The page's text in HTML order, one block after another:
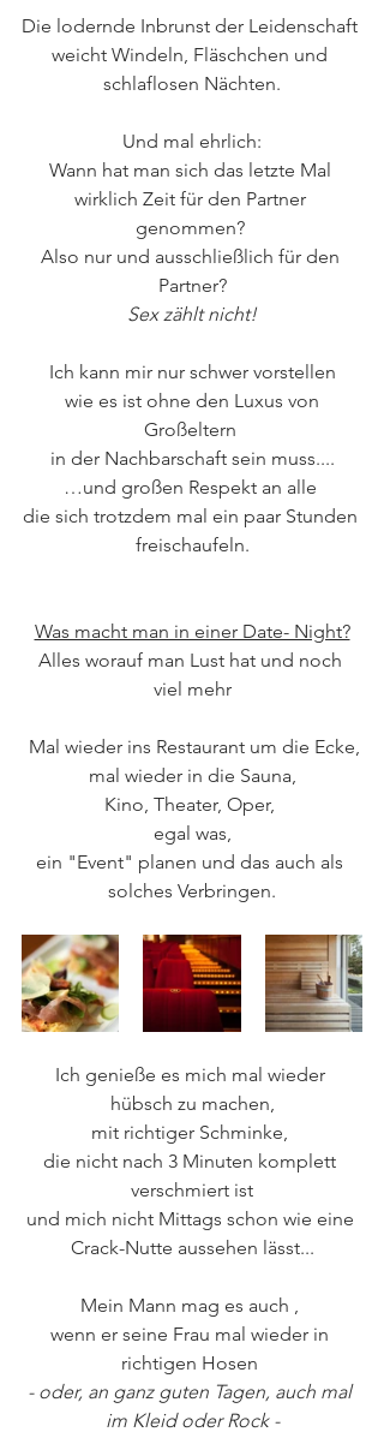
Die lodernde Inbrunst der Leidenschaft
weicht Windeln, Fläschchen und
schlaflosen Nächten.
Und mal ehrlich:
Wann hat man sich das letzte Mal
wirklich Zeit für den Partner
genommen?
Also nur und ausschließlich für den
Partner?
Sex zählt nicht!
Ich kann mir nur schwer vorstellen
Großeltern
in der Nachbarschaft sein muss....
…und großen Respekt an alle
die sich trotzdem mal ein paar Stunden
freischaufeln.
Was macht man in einer Date- Night?
Alles worauf man Lust hat und noch
viel mehr
Mal wieder ins Restaurant um die Ecke,
mal wieder in die Sauna,
Kino, Theater, Oper,
egal was,
ein "Event" planen und das auch als
solches Verbringen.
Ich genieße es mich mal wieder
hübsch zu machen,
mit richtiger Schminke,
die nicht nach 3 Minuten komplett
verschmiert ist
und mich nicht Mittags schon wie eine
Crack-Nutte aussehen lässt...
Mein Mann mag es auch ,
wenn er seine Frau mal wieder in
richtigen Hosen
- oder, an ganz guten Tagen, auch mal
im Kleid oder Rock -